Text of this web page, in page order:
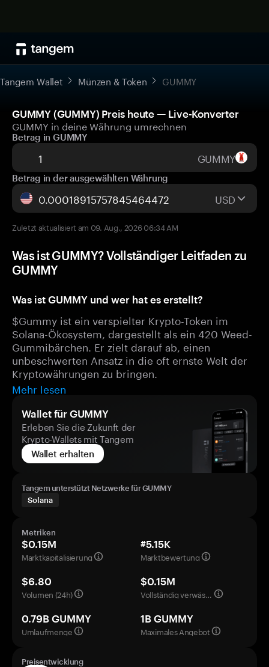
Tangem Wallet Münzen & Token GUMMY
GUMMY (GUMMY) Preis heute — Live-Konverter
GUMMY in deine Währung umrechnen
Betrag in GUMMY
GUMMY
Betrag in der ausgewählten Währung
USD
Zuletzt aktualisiert am 09. Aug., 2026 06:34 AM
Was ist GUMMY? Vollständiger Leitfaden zu
GUMMY
Was ist GUMMY und wer hat es erstellt?
$Gummy ist ein verspielter Krypto-Token im
Solana-Ökosystem, dargestellt als ein 420 Weed-
Gummibärchen. Er zielt darauf ab, einen
unbeschwerten Ansatz in die oft ernste Welt der
Kryptowährungen zu bringen.
Mehr lesen
Wallet für GUMMY
Erleben Sie die Zukunft der
Krypto-Wallets mit Tangem
Wallet erhalten
Tangem unterstützt Netzwerke für GUMMY
Solana
Metriken
$0.15M
Marktkapitalisierung
#5.15K
Marktbewertung
$6.80
Volumen (24h)
$0.15M
Vollständig verwässerte Bewertung
0.79B GUMMY
Umlaufmenge
1B GUMMY
Maximales Angebot
Preisentwicklung